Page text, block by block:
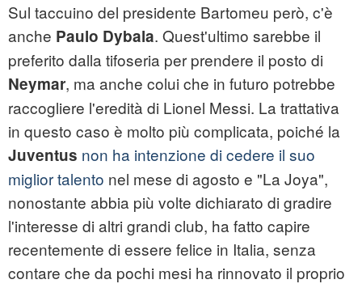
Sul taccuino del presidente Bartomeu però, c'è
anche Paulo Dybala. Quest'ultimo sarebbe il
preferito dalla tifoseria per prendere il posto di
Neymar, ma anche colui che in futuro potrebbe
raccogliere l'eredità di Lionel Messi. La trattativa
in questo caso è molto più complicata, poiché la
Juventus non ha intenzione di cedere il suo
miglior talento nel mese di agosto e "La Joya",
nonostante abbia più volte dichiarato di gradire
l'interesse di altri grandi club, ha fatto capire
recentemente di essere felice in Italia, senza
contare che da pochi mesi ha rinnovato il proprio